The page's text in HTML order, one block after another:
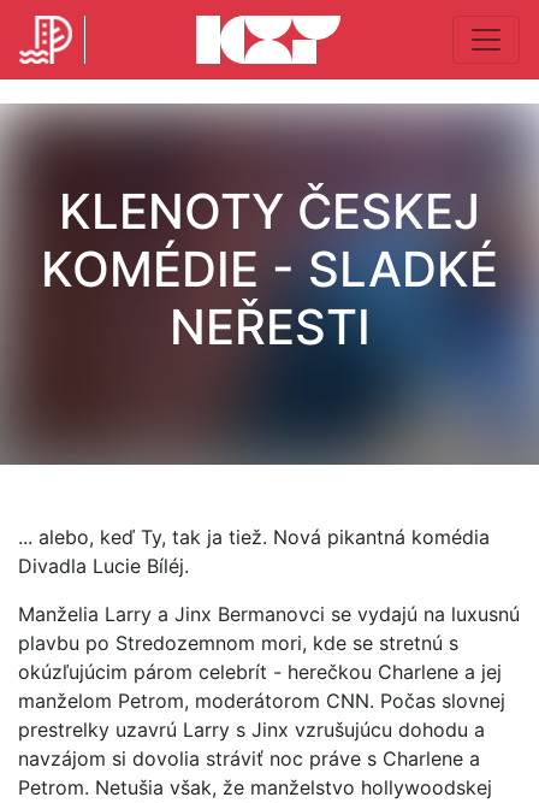
KLENOTY ČESKEJ
KOMÉDIE - SLADKÉ
NEŘESTI
... alebo, keď Ty, tak ja tiež. Nová pikantná komédia
Divadla Lucie Bíléj.
Manželia Larry a Jinx Bermanovci se vydajú na luxusnú
plavbu po Stredozemnom mori, kde se stretnú s
okúzľujúcim párom celebrít - herečkou Charlene a jej
manželom Petrom, moderátorom CNN. Počas slovnej
prestrelky uzavrú Larry s Jinx vzrušujúcu dohodu a
navzájom si dovolia stráviť noc práve s Charlene a
Petrom. Netušia však, že manželstvo hollywoodskej